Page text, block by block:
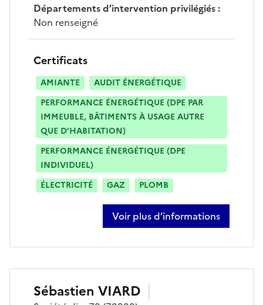
Départements d’intervention privilégiés:
Non renseigné
Certificats
AMIANTE
AUDIT ÉNERGÉTIQUE
PERFORMANCE ÉNERGÉTIQUE (DPE PAR
IMMEUBLE, BÂTIMENTS À USAGE AUTRE
QUE D’HABITATION)
PERFORMANCE ÉNERGÉTIQUE (DPE
INDIVIDUEL)
ÉLECTRICITÉ
GAZ PLOMB
Voir plus d’informations
sur sabrina rousselot
Sébastien VIARD